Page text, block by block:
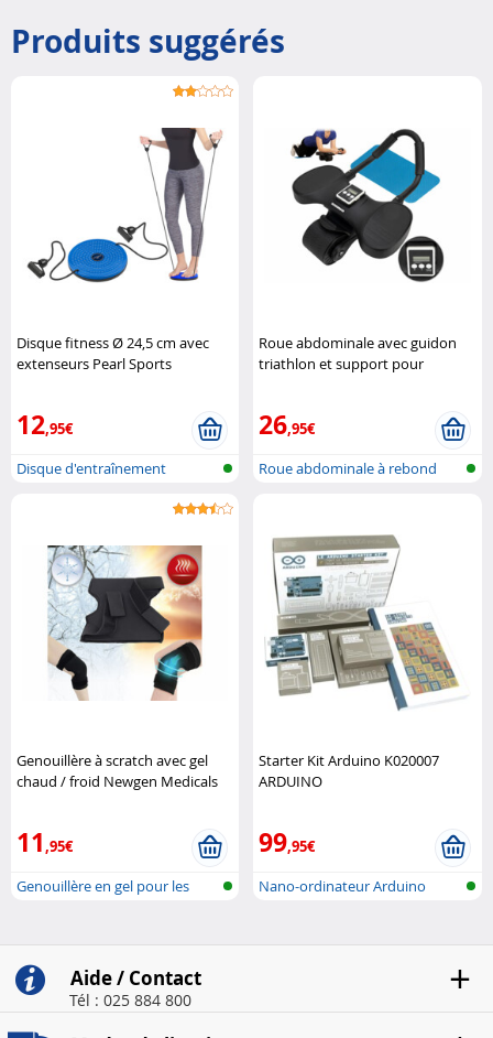
Produits suggérés
Disque fitness Ø 24,5 cm avec
extenseurs Pearl Sports
12,95€
Disque d'entraînement
Roue abdominale avec guidon
triathlon et support pour
26,95€
Roue abdominale à rebond
Genouillère à scratch avec gel
chaud / froid Newgen Medicals
11,95€
Genouillère en gel pour les
Starter Kit Arduino K020007
ARDUINO
99,95€
Nano-ordinateur Arduino
Aide / Contact
Tél : 025 884 800